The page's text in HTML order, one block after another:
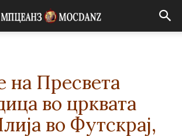
на Пресвета
во црквата
во Футскрај,